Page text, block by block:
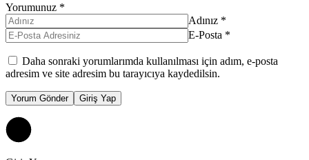
Yorumunuz *
Adınız *
E-Posta *
Daha sonraki yorumlarımda kullanılması için adım, e-posta
adresim ve site adresim bu tarayıcıya kaydedilsin.
Yorum Gönder Giriş Yap